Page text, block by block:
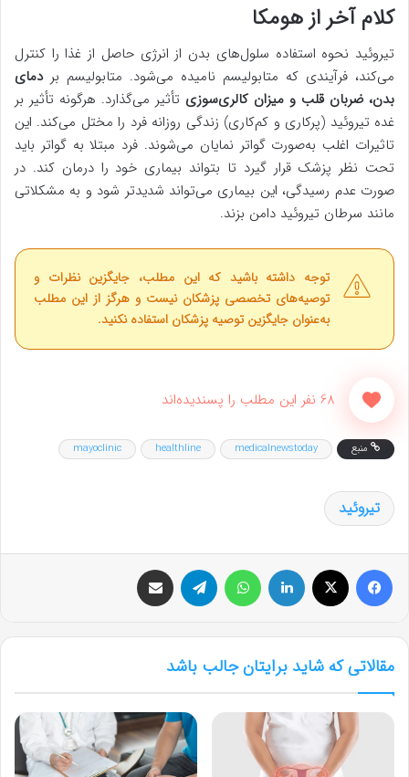
کلام آخر از هومکا
تیروئید نحوه استفاده سلول‌های بدن از انرژی حاصل از غذا را کنترل
می‌کند، فرآیندی که متابولیسم نامیده می‌شود. متابولیسم بردمای
بدن، ضربان قلب و میزان کالری‌سوزی تأثیر می‌گذارد. هرگونه تأثیر بر
غده تیروئید (پرکاری و کم‌کاری) زندگی روزانه فرد را مختل می‌کند. این
تاثیرات اغلب به‌صورت گواتر نمایان می‌شوند. فرد مبتلا به گواتر باید
تحت نظر پزشک قرار گیرد تا بتواند بیماری خود را درمان کند. در
صورت عدم رسیدگی، این بیماری می‌تواند شدیدتر شود و به مشکلاتی
مانند سرطان تیروئید دامن بزند.
توجه داشته باشید که این مطلب، جایگزین نظرات و
توصیه‌های تخصصی پزشکان نیست و هرگز از این مطلب
به‌عنوان جایگزین توصیه پزشکان استفاده نکنید.
68 نفر این مطلب را پسندیده‌اند
منبع medicalnewstoday
healthline
mayoclinic
تیروئید
مقالاتی که شاید برایتان جالب باشد